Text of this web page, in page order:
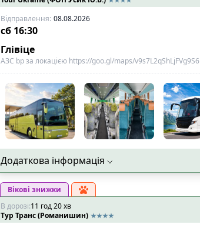
Відправлення: 08.08.2026
сб 16:30
Глівіце
АЗС bp за локацією https://goo.gl/maps/v9s7L2qShLjFVg9S6
Додаткова інформація
Вікові знижки
В дорозі:11 год20хв
Тур Транс (Романишин)